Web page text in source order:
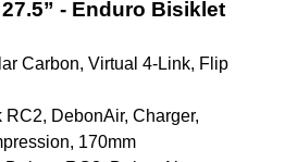
- Enduro Bisiklet
Carbon, Virtual 4-Link, Flip
RC2, DebonAir, Charger,
170mm